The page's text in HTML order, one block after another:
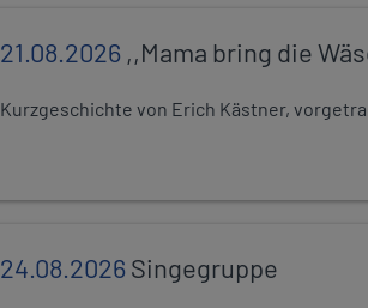
21.08.2026 ,,Mama bring die
Kurzgeschichte von Erich Kästner,
24.08.2026Singegruppe